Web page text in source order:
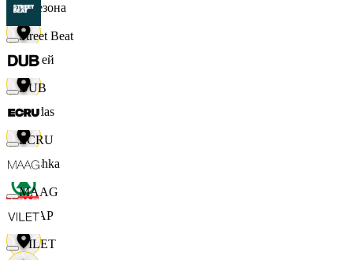
4 Сезона
7 дней
Adidas
Bershka
СПАР
Street Beat
DUB
ECRU
MAAG
VILET